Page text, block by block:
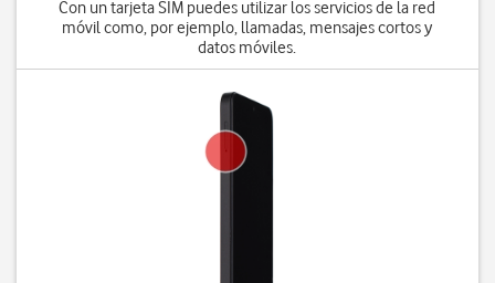
Con un tarjeta SIM puedes utilizar los servicios de la red
móvil como, por ejemplo, llamadas, mensajes cortos y
datos móviles.